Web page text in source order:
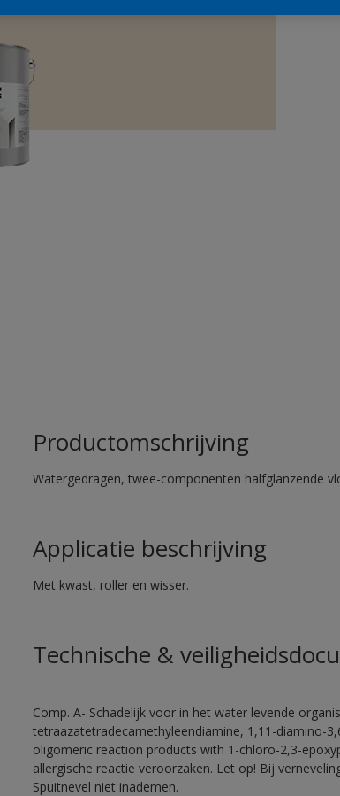
Productomschrijving
Watergedragen, twee-componenten halfglanzende
Applicatie beschrijving
Met kwast, roller en wisser.
Technische &
Comp. A- Schadelijk voor in het water levende
tetraazatetradecamethyleendiamine, 1,11-diamino-
oligomeric reaction products with 1-chloro-2,3-
allergische reactie veroorzaken. Let op! Bij
Spuitnevel niet inademen.